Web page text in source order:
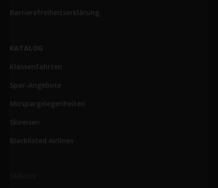
Barrierefreiheitserklärung
KATALOG
Klassenfahrten
Spar-Angebote
Mitspargelegenheiten
Skireisen
Blacklisted Airlines